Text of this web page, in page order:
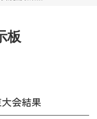
板
会結果